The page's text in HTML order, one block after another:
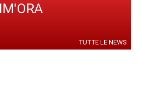
TUTTE LE NEWS